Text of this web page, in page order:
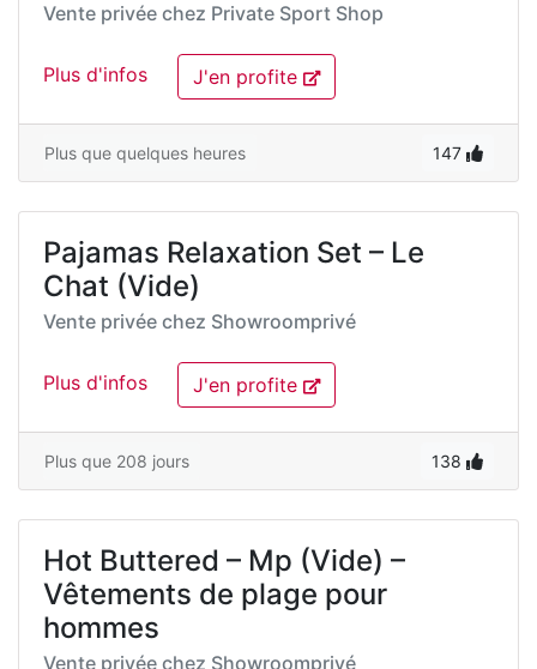
Vente privée chez Private Sport Shop
Plus d'infos J'en profite
Plus que quelques heures 147
Pajamas Relaxation Set – Le
Chat (Vide)
Vente privée chez Showroomprivé
Plus d'infos J'en profite
Plus que 208 jours 138
Hot Buttered – Mp (Vide) –
Vêtements de plage pour
hommes
Vente privée chez Showroomprivé